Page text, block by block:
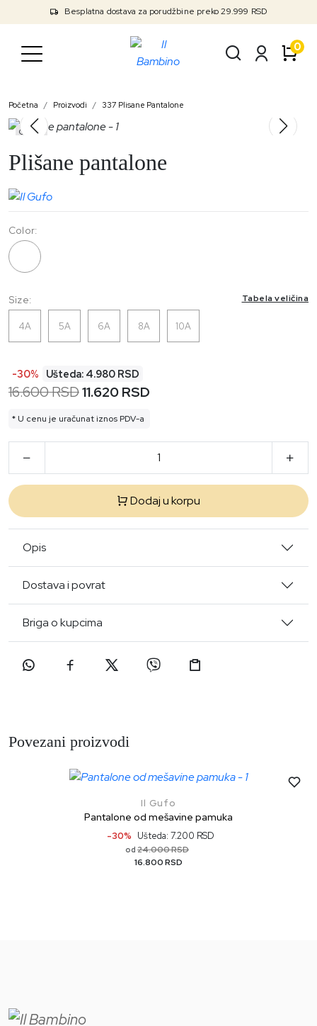
Besplatna dostava za porudžbine preko 29.999 RSD
0
Početna Proizvodi 337 Plisane Pantalone
Outlet
Plišane pantalone
Size: Tabela veličina
4A 5A 6A 8A 10A
Color:
-30% Ušteda: 4.980 RSD
16.600 RSD11.620 RSD
* U cenu je uračunat iznos PDV-a
Dodaj u korpu
Opis
Dostava i povrat
Briga o kupcima
Povezani proizvodi
Il Gufo
Pantalone od mešavine pamuka
-30% Ušteda: 7.200 RSD
od 24.000 RSD
16.800 RSD